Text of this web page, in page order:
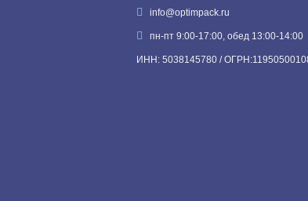
info@optimpack.ru
пн-пт 9:00-17:00, обед 13:00-14:00
ИНН: 5038145780 /